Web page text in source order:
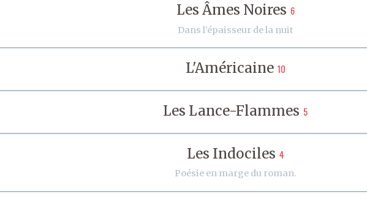
Les Âmes Noires 6
Dans l’épaisseur de la nuit
L'Américaine 10
Les Lance-Flammes 5
Les Indociles 4
Poésie en marge du roman.